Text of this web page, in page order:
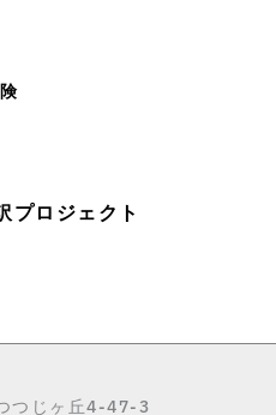
プロジェクト
つじヶ丘4-47-3